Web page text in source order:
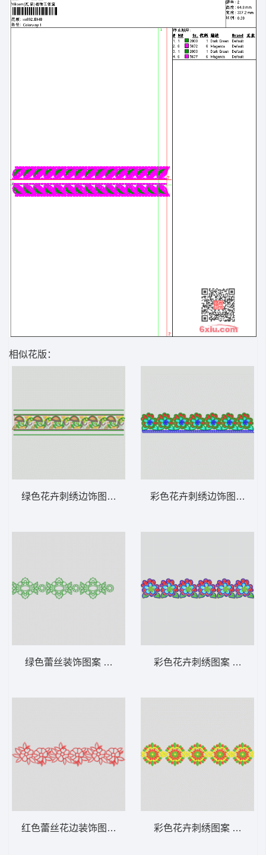
相似花版：
绿色花卉刺绣边饰图案 条带状 水溶条码网布
绿色蕾丝装饰图案 条带状 水溶条码网布花边
红色蕾丝花边装饰图案 条带状 水溶条码网布
彩色花卉刺绣边饰图案 条
彩色花卉刺绣图案 条带状
彩色花卉刺绣图案 条带状